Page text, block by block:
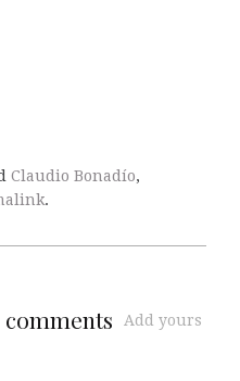
Claudio Bonadío,
.
Add yours